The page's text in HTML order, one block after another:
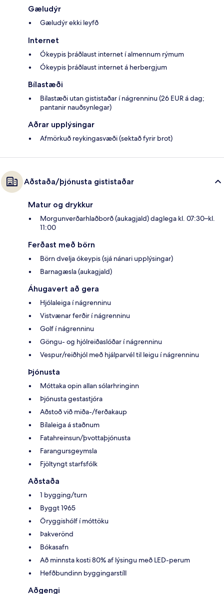
Gæludýr
Gæludýr ekki leyfð
Internet
Ókeypis þráðlaust internet í almennum rýmum
Ókeypis þráðlaust internet á herbergjum
Bílastæði
Bílastæði utan gististaðar í nágrenninu (26 EUR á dag;
pantanir nauðsynlegar)
Aðrar upplýsingar
Afmörkuð reykingasvæði (sektað fyrir brot)
Aðstaða/þjónusta gististaðar
Matur og drykkur
Morgunverðarhlaðborð (aukagjald) daglega kl. 07:30–kl.
11:00
Ferðast með börn
Börn dvelja ókeypis (sjá nánari upplýsingar)
Barnagæsla (aukagjald)
Áhugavert að gera
Hjólaleiga í nágrenninu
Vistvænar ferðir í nágrenninu
Golf í nágrenninu
Göngu- og hjólreiðaslóðar í nágrenninu
Vespur/reiðhjól með hjálparvél til leigu í nágrenninu
Þjónusta
Móttaka opin allan sólarhringinn
Þjónusta gestastjóra
Aðstoð við miða-/ferðakaup
Bílaleiga á staðnum
Fatahreinsun/þvottaþjónusta
Farangursgeymsla
Fjöltyngt starfsfólk
Aðstaða
1 bygging/turn
Byggt 1965
Öryggishólf í móttöku
Þakverönd
Bókasafn
Að minnsta kosti 80% af lýsingu með LED-perum
Hefðbundinn byggingarstíll
Aðgengi